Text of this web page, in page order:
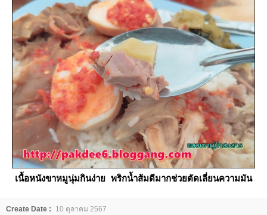
เนื้อหนังขาหมูนุ่มกินง่าย พริกน้ำส้มดีมากช่วยตัดเลี่ยนความมัน
Create Date :
10 ตุลาคม 2567